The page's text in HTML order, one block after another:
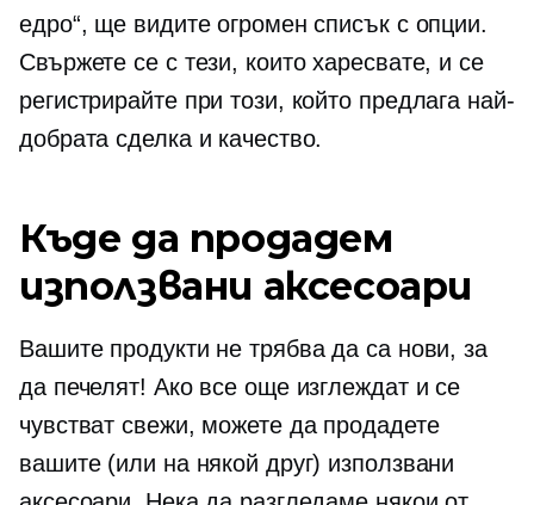
едро“, ще видите огромен списък с опции.
Свържете се с тези, които харесвате, и се
регистрирайте при този, който предлага най-
добрата сделка и качество.
Къде да продадем
използвани аксесоари
Вашите продукти не трябва да са нови, за
да печелят! Ако все още изглеждат и се
чувстват свежи, можете да продадете
вашите (или на някой друг) използвани